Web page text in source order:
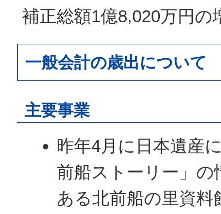
補正総額1億8,020万円の
一般会計の歳出について
主要事業
昨年4月に日本遺産
前船ストーリー」の
ある北前船の里資料